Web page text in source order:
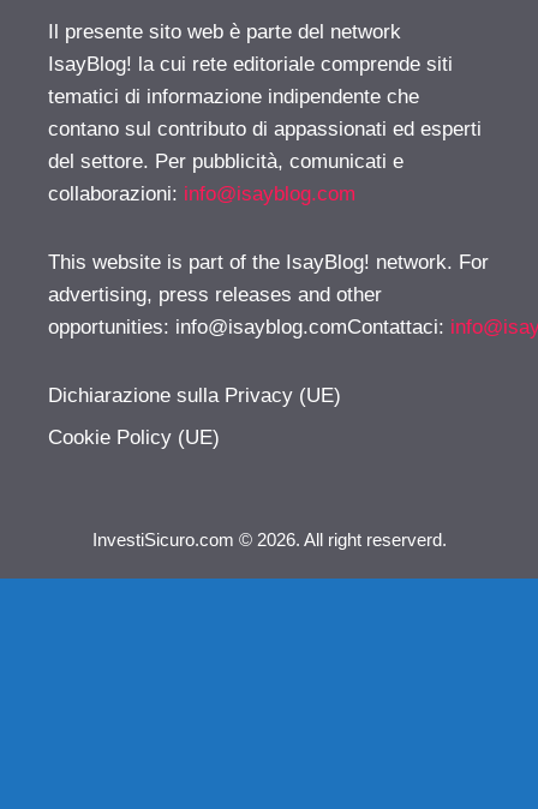
Il presente sito web è parte del network
IsayBlog! la cui rete editoriale comprende siti
tematici di informazione indipendente che
contano sul contributo di appassionati ed esperti
del settore. Per pubblicità, comunicati e
collaborazioni: info@isayblog.com
This website is part of the IsayBlog! network. For
advertising, press releases and other
opportunities: info@isayblog.comContattaci:
Dichiarazione sulla Privacy (UE)
Cookie Policy (UE)
InvestiSicuro.com © 2026. All right reserverd.